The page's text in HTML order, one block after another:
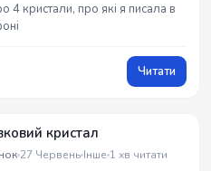
4 кристали, про які я писала в
Читати
кристал
27 Червень Інше 1 хв читати